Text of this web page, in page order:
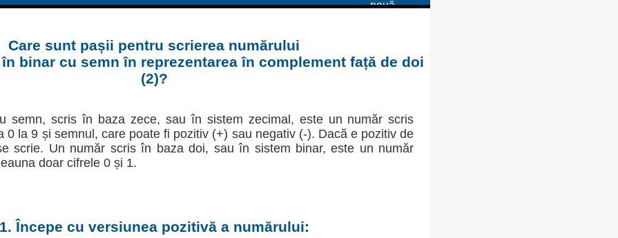
Care sunt pașii pentru scrierea numărului
binar cu semn în reprezentarea în complement față de doi
(2)?
semn, scris în baza zece, sau în sistem zecimal, este un număr scris
0 la 9 și semnul, care poate fi pozitiv (+) sau negativ (-). Dacă e pozitiv de
scrie. Un număr scris în baza doi, sau în sistem binar, este un număr
doar cifrele 0 și 1.
1. Începe cu versiunea pozitivă a numărului: